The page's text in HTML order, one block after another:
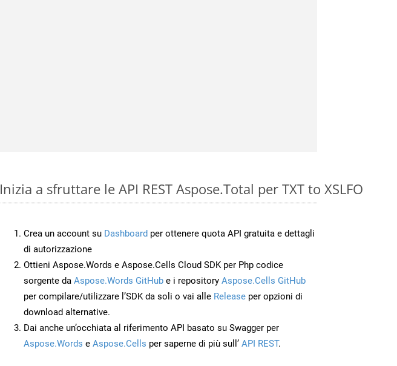
Inizia a sfruttare le API REST Aspose.Total per TXT to XSLFO
Crea un account su Dashboard per ottenere quota API gratuita e dettagli
di autorizzazione
Ottieni Aspose.Words e Aspose.Cells Cloud SDK per Php codice
sorgente da Aspose.Words GitHub e i repository Aspose.Cells GitHub
per compilare/utilizzare l’SDK da soli o vai alle Release per opzioni di
download alternative.
Dai anche un’occhiata al riferimento API basato su Swagger per
Aspose.Words e Aspose.Cells per saperne di più sull’ API REST.